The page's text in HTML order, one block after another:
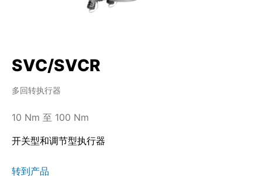
SVC/SVCR
多回转执行器
10 Nm 至 100 Nm
开关型和调节型执行器
转到产品